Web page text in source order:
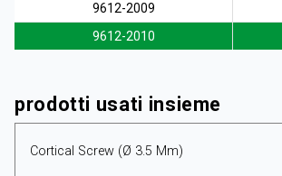
ITALIANO
9612-2009
9612-2010
prodotti usati insieme
Cortical Screw (Ø 3.5 Mm)